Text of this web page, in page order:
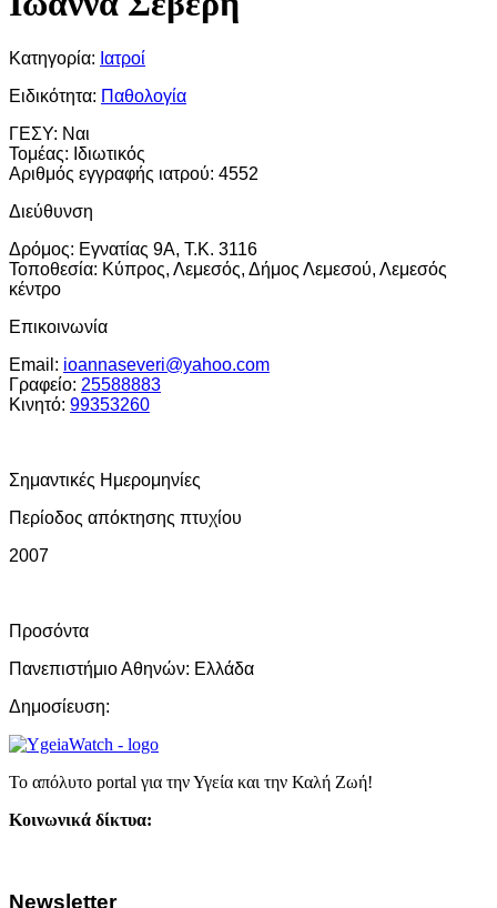
Κατηγορία: Ιατροί
Ειδικότητα: Παθολογία
ΓΕΣΥ: Ναι
Τομέας: Ιδιωτικός
Αριθμός εγγραφής ιατρού: 4552
Διεύθυνση
Δρόμος: Εγνατίας 9A, Τ.Κ. 3116
Τοποθεσία: Κύπρος, Λεμεσός, Δήμος Λεμεσού, Λεμεσός
κέντρο
Επικοινωνία
Email: ioannaseveri@yahoo.com
Γραφείο: 25588883
Κινητό: 99353260
Σημαντικές Ημερομηνίες
Περίοδος απόκτησης πτυχίου
2007
Προσόντα
Πανεπιστήμιο Αθηνών: Ελλάδα
Δημοσίευση:
Το απόλυτο portal για την Υγεία και την Καλή Ζωή!
Κοινωνικά δίκτυα:
Newsletter